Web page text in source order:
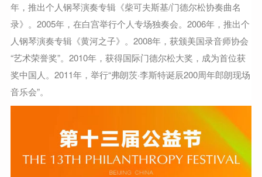
年，推出个人钢琴演奏专辑《柴可夫斯基/门德尔松协奏曲名
录》。2005年，在白宫举行个人专场独奏会。2006年，推出个
人钢琴演奏专辑《黄河之子》。2008年，获颁美国录音师协会
“艺术荣誉奖”。2010年，获得国际门德尔松大奖，成为首位获
奖中国人。2011年，举行“弗朗茨·李斯特诞辰200周年郎朗现场
音乐会”。